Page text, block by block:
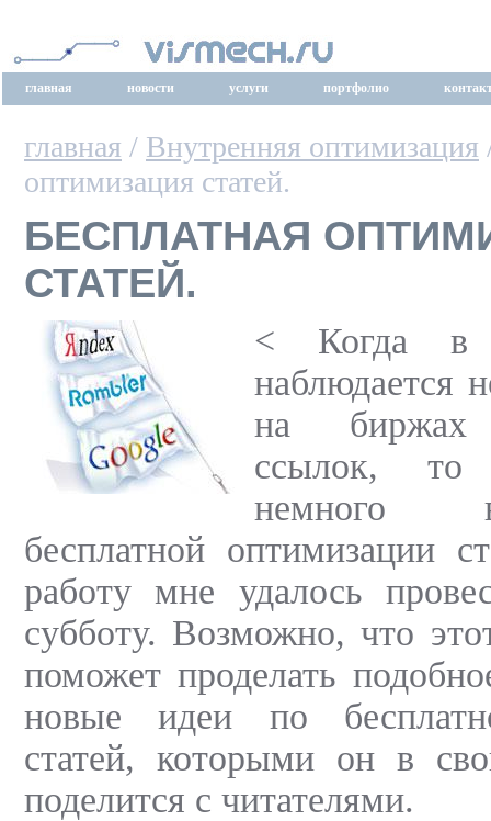
главная новости услуги портфолио
главная / Внутренняя оптимизация
оптимизация статей.
БЕСПЛАТНАЯ
СТАТЕЙ.
< Когда в
наблюдается
на биржах
ссылок, то
немного
бесплатной оптимизации
работу мне удалось
субботу. Возможно, что
поможет проделать
новые идеи по
статей, которыми он в
поделится с читателями.